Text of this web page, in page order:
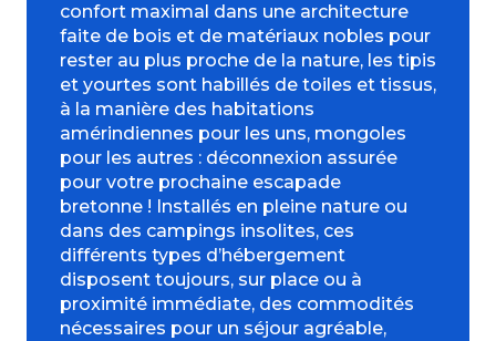
confort maximal dans une architecture
faite de bois et de matériaux nobles pour
rester au plus proche de la nature, les tipis
et yourtes sont habillés de toiles et tissus,
à la manière des habitations
amérindiennes pour les uns, mongoles
pour les autres : déconnexion assurée
pour votre prochaine escapade
bretonne ! Installés en pleine nature ou
dans des campings insolites, ces
différents types d’hébergement
disposent toujours, sur place ou à
proximité immédiate, des commodités
nécessaires pour un séjour agréable,